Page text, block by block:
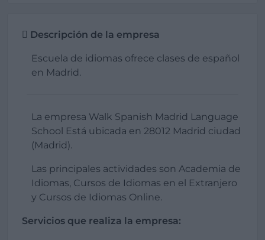
Descripción de la empresa
Escuela de idiomas ofrece clases de español
en Madrid.
La empresa Walk Spanish Madrid Language
School Está ubicada en 28012 Madrid ciudad
(Madrid).
Las principales actividades son Academia de
Idiomas, Cursos de Idiomas en el Extranjero
y Cursos de Idiomas Online.
Servicios que realiza la empresa: